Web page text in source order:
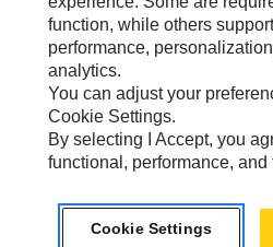
Site Haritası
Cookie Settings
Yasal
Gizlilik
Africa, Middle East ‧ Türk© 2026
function, while others
performance,
analytics.
You can adjust your
Cookie Settings.
By selecting I Accept, you
functional, performance,
Cookie Settings